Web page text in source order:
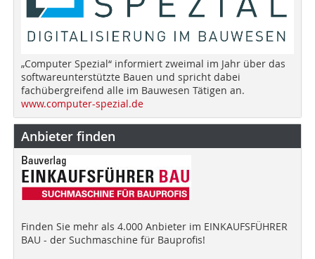
„Computer Spezial“ informiert zweimal im Jahr über das
softwareunterstützte Bauen und spricht dabei
fachübergreifend alle im Bauwesen Tätigen an.
www.computer-spezial.de
Anbieter finden
Finden Sie mehr als 4.000 Anbieter im EINKAUFSFÜHRER
BAU - der Suchmaschine für Bauprofis!